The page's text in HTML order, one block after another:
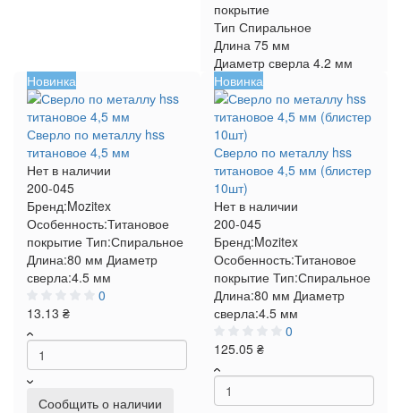
покрытие
Тип Спиральное
Длина 75 мм
Диаметр сверла 4.2 мм
Новинка
Сверло по металлу hss
титановое 4,5 мм
Нет в наличии
200-045
Бренд:Mozitex
Особенность:Титановое
покрытие Тип:Спиральное
Длина:80 мм Диаметр
сверла:4.5 мм
0
13.13 ₴
Сообщить о наличии
Новинка
Сверло по металлу hss
титановое 4,5 мм (блистер
10шт)
Нет в наличии
200-045
Бренд:Mozitex
Особенность:Титановое
покрытие Тип:Спиральное
Длина:80 мм Диаметр
сверла:4.5 мм
0
125.05 ₴